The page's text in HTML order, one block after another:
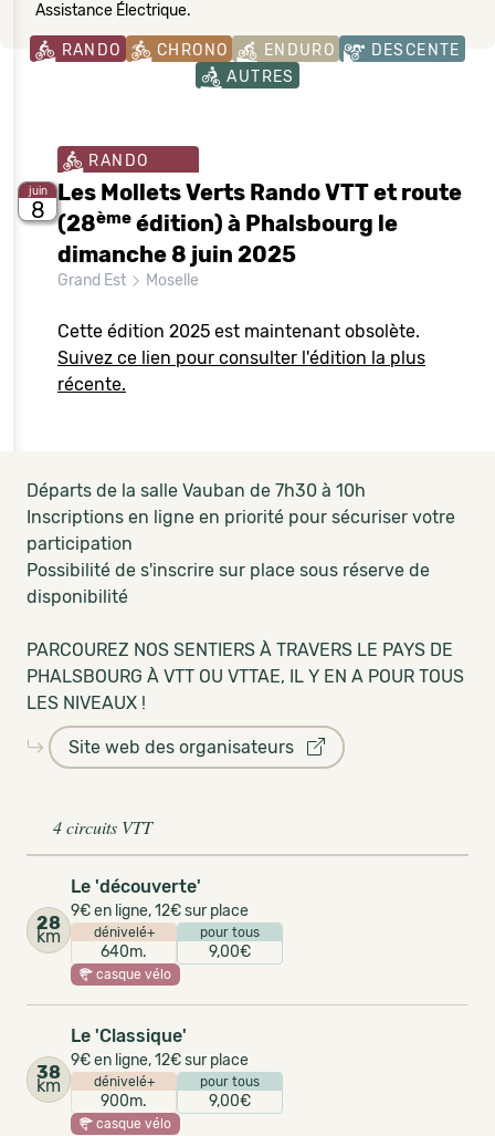
Assistance Électrique.
RANDO CHRONO ENDURO
DESCENTE
AUTRES
juin
8
RANDO
Les Mollets Verts Rando VTT et route
(28ème édition) à Phalsbourg le
dimanche 8 juin 2025
Grand Est Moselle
Cette édition 2025 est maintenant obsolète.
Suivez ce lien pour consulter l'édition la plus
récente.
Départs de la salle Vauban de 7h30 à 10h
Inscriptions en ligne en priorité pour sécuriser votre
participation
Possibilité de s'inscrire sur place sous réserve de
disponibilité
PARCOUREZ NOS SENTIERS À TRAVERS LE PAYS DE
PHALSBOURG À VTT OU VTTAE, IL Y EN A POUR TOUS
LES NIVEAUX !
Site web des organisateurs
4 circuits VTT
28
km
Le 'découverte'
9€ en ligne, 12€ sur place
dénivelé+
640m.
pour tous
9,00€
casque vélo
38
km
Le 'Classique'
9€ en ligne, 12€ sur place
dénivelé+
900m.
pour tous
9,00€
casque vélo